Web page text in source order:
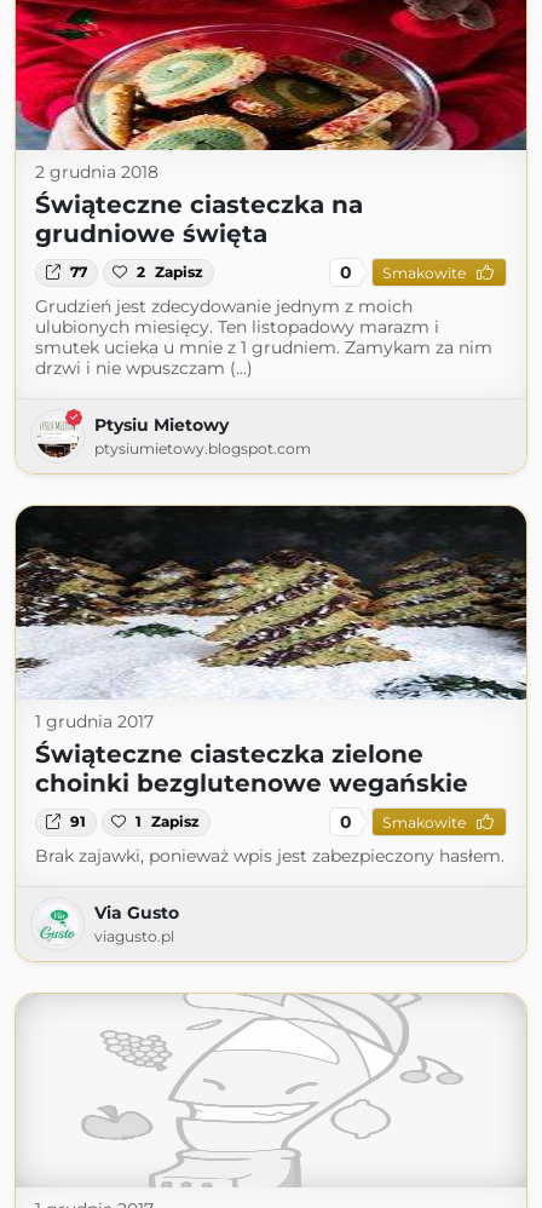
2 grudnia 2018
Świąteczne ciasteczka na
grudniowe święta
77 2 Zapisz 0 Smakowite
Grudzień jest zdecydowanie jednym z moich
ulubionych miesięcy. Ten listopadowy marazm i
smutek ucieka u mnie z 1 grudniem. Zamykam za nim
drzwi i nie wpuszczam (...)
Ptysiu Mietowy
ptysiumietowy.blogspot.com
1 grudnia 2017
Świąteczne ciasteczka zielone
choinki bezglutenowe wegańskie
91 1 Zapisz 0 Smakowite
Brak zajawki, ponieważ wpis jest zabezpieczony hasłem.
Via Gusto
viagusto.pl